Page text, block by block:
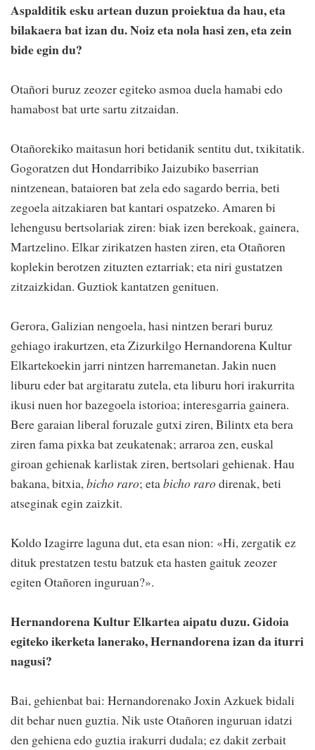
Aspalditik esku artean duzun proiektua da hau, eta
bilakaera bat izan du. Noiz eta nola hasi zen, eta zein
bide egin du?
Otañori buruz zeozer egiteko asmoa duela hamabi edo
hamabost bat urte sartu zitzaidan.
Otañorekiko maitasun hori betidanik sentitu dut, txikitatik.
Gogoratzen dut Hondarribiko Jaizubiko baserrian
nintzenean, bataioren bat zela edo sagardo berria, beti
zegoela aitzakiaren bat kantari ospatzeko. Amaren bi
lehengusu bertsolariak ziren: biak izen berekoak, gainera,
Martzelino. Elkar zirikatzen hasten ziren, eta Otañoren
koplekin berotzen zituzten eztarriak; eta niri gustatzen
zitzaizkidan. Guztiok kantatzen genituen.
Gerora, Galizian nengoela, hasi nintzen berari buruz
gehiago irakurtzen, eta Zizurkilgo Hernandorena Kultur
Elkartekoekin jarri nintzen harremanetan. Jakin nuen
liburu eder bat argitaratu zutela, eta liburu hori irakurrita
ikusi nuen hor bazegoela istorioa; interesgarria gainera.
Bere garaian liberal foruzale gutxi ziren, Bilintx eta bera
ziren fama pixka bat zeukatenak; arraroa zen, euskal
giroan gehienak karlistak ziren, bertsolari gehienak. Hau
bakana, bitxia,bicho raro; etabicho rarodirenak, beti
atseginak egin zaizkit.
Koldo Izagirre laguna dut, eta esan nion: «Hi, zergatik ez
dituk prestatzen testu batzuk eta hasten gaituk zeozer
egiten Otañoren inguruan?».
Hernandorena Kultur Elkartea aipatu duzu. Gidoia
egiteko ikerketa lanerako, Hernandorena izan da iturri
nagusi?
Bai, gehienbat bai: Hernandorenako Joxin Azkuek bidali
dit behar nuen guztia. Nik uste Otañoren inguruan idatzi
den gehiena edo guztia irakurri dudala; ez dakit zerbait